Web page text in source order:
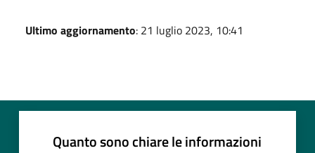
Ultimo aggiornamento: 21 luglio 2023, 10:41
Quanto sono chiare le informazioni